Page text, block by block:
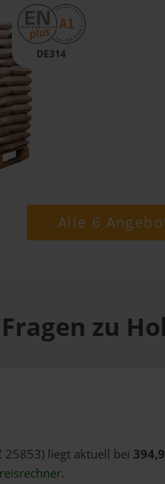
DE314
Alle 6
zu
25853) liegt aktuell bei
.